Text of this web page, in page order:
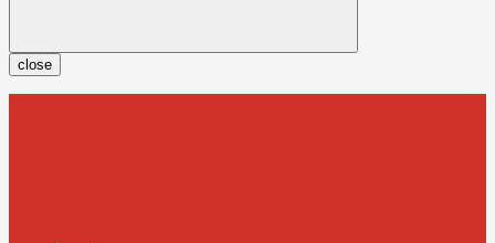
close